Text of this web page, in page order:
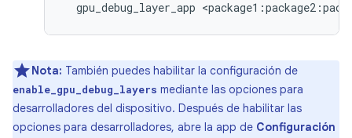
Nota: También puedes habilitar la configuración de
enable_gpu_debug_layers mediante las opciones para
desarrolladores del dispositivo. Después de habilitar las
opciones para desarrolladores, abre la app de Configuración